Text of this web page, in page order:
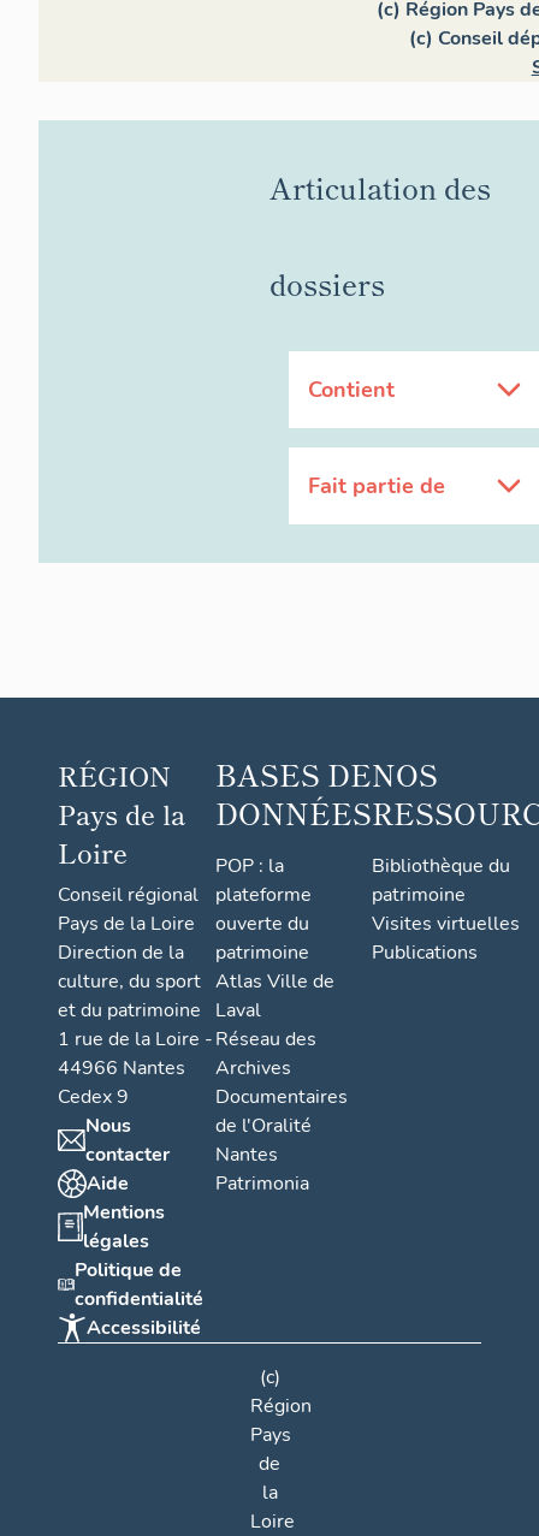
(c) Région Pays
(c) Conseil
Articulation des
dossiers
Contient
Fait partie de
RÉGION
Pays de la
Loire
Conseil régional
Pays de la Loire
Direction de la
culture, du sport
et du patrimoine
1 rue de la Loire -
44966 Nantes
Cedex 9
Nous
contacter
Aide
Mentions
légales
Politique de
confidentialité
Accessibilité
BASES DE
DONNÉES
POP : la
plateforme
ouverte du
patrimoine
Atlas Ville de
Laval
Réseau des
Archives
Documentaires
de l'Oralité
Nantes
Patrimonia
NOS
Bibliothèque du
patrimoine
Visites virtuelles
Publications
(c)
Région
Pays
de
la
Loire